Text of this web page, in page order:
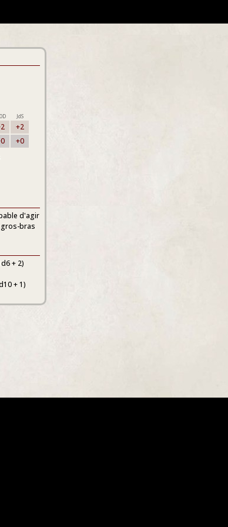
JdS
+2
+0
d'agir
gros-bras
+ 2)
+ 1)